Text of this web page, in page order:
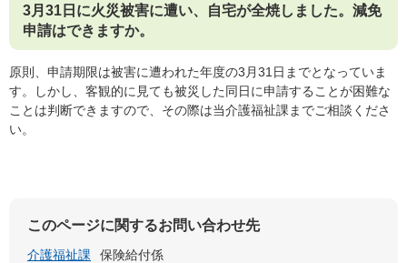
3月31日に火災被害に遭い、自宅が全焼しました。減免
申請はできますか。
原則、申請期限は被害に遭われた年度の3月31日までとなっていま
す。しかし、客観的に見ても被災した同日に申請することが困難な
ことは判断できますので、その際は当介護福祉課までご相談くださ
い。
このページに関するお問い合わせ先
介護福祉課
保険給付係